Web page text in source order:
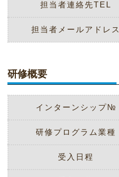
担当者連絡先TEL
担当者メールアドレス
研修概要
インターンシップ№
研修プログラム業種
受入日程